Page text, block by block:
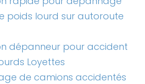
poids lourd sur autoroute
dépanneur pour accident
Loyettes
de camions accidentés